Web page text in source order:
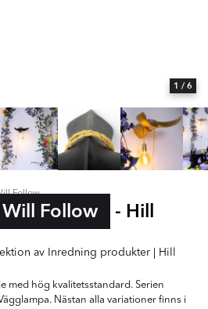
Follow
Will Follow
- Hill
av Inredning produkter | Hill
med hög kvalitetsstandard. Serien
Nästan alla variationer finns i
1 / 6